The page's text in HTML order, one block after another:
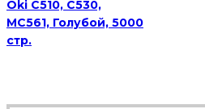
Oki C510, C530,
MC561, Голубой, 5000
стр.